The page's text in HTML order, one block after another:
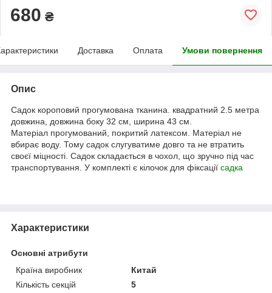
680 ₴
Доставка Оплата Умови повернення
Опис
Садок короповий прогумована тканина. квадратний 2.5 метра
довжина, довжина боку 32 см, ширина 43 см.
Матеріал прогумований, покритий латексом. Матеріал не
вбирає воду. Тому садок слугуватиме довго та не втратить
своєї міцності. Садок складається в чохол, що зручно під час
транспортування. У комплекті є кілочок для фіксації садка
Характеристики
Основні атрибути
Країна виробник
Китай
Кількість секцій
5